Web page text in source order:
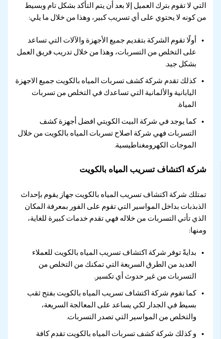
التي لا تقوم بترك العميل إلا بعد أن يتم التأكد بشكل تام وبسيط
من كونه لا يحتوي على أي تسريب كبير، وهذا من خلال ما يلي:
أولًا تقوم الشركة بتقديم جميع الأجهزة والآلات التي تساعد
على التخلص من التسربات، وهذا من خلال تدريب فريق العمل
بشكل جيد.
كذلك تقدم شركة كشف تسربات المياه بالكويت جميع الاجهزة
اليابانية والألمانية التي تساعدك في التخلص من تسربات
المياة.
كما يوجد في شركة البيت الكويتي افضل أجهزة كشف
التسربات فهي شركة اصلاح تسربات المياه بالكويت من خلال
الموجات الكهرومغناطيسية.
شركة اكتشاف تسريب المياه بالكويت
تمتلك شركة اكتشاف تسريب المياه بالكويت جهاز يقوم بإحداث
الذبذبات بداخل المواسير التي تقوم على الفور بمعرفة المكان
الذي تأتي التسربات من خلاله فهي تقدم خدمات كبيرة للغاية،
ومنها:
بدايةً توفر شركة اكتشاف تسريب المياه بالكويت للعملاء
العديد من الطرق السريعة التي تمكنك من التخلص من
التسربات من غير حدوث أي تكسير.
كما تقوم شركة اكتشاف تسريب المياه بالكويت بفتح ثقب
بسيط في الجدار لكي يساعد على المعالجة السريعة،
والتخلص من المواسير التي تصدر التسربات.
و كذلك شركة كشف تسربات المياه بالكويت تقدم كافة